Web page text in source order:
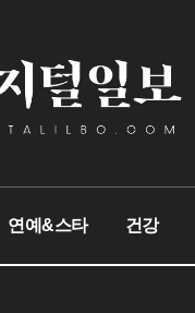
연예&스타 건강